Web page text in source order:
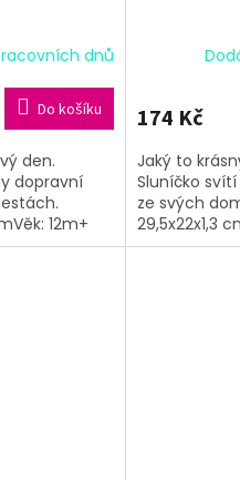
dnů
Do košíku
den.
dopravní
12m+
174 Kč
Jaký to
Sluníčko
ze svých
29,5x22x1,3